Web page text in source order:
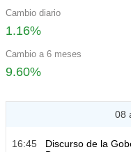
Cambio diario
1.16%
Cambio a 6 meses
9.60%
08
16:45
Discurso de la